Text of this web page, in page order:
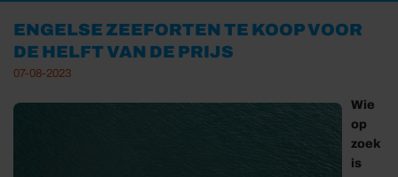
ENGELSE ZEEFORTEN TE KOOP VOOR
DE HELFT VAN DE PRIJS
07-08-2023
Wie
op
zoek
is